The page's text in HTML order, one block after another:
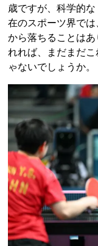
歳ですが、科学的
在のスポーツ界で
から落ちることは
れれば、まだまだ
ゃないでしょうか。